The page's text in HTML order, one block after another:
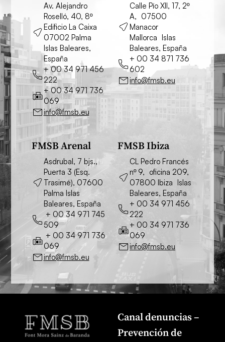
Av. Alejandro
Roselló, 40, 8º
Edificio La Caixa
07002 Palma
Islas Baleares,
España
+ 00 34 971 456
222
+ 00 34 971 736
069
info@fmsb.eu
Calle Pío XII, 17, 2º
A, 07500
Manacor
Mallorca Islas
Baleares, España
+ 00 34 871 736
602
info@fmsb.eu
FMSB Arenal
Asdrubal, 7 bjs.,
Puerta 3 (Esq.
Trasimé), 07600
Palma Islas
Baleares, España
+ 00 34 971 745
509
+ 00 34 971 736
069
info@fmsb.eu
FMSB Ibiza
CL Pedro Francés
nº 9, oficina 209,
07800 Ibiza Islas
Baleares, España
+ 00 34 971 456
222
+ 00 34 971 736
069
info@fmsb.eu
Canal denuncias –
Prevención de